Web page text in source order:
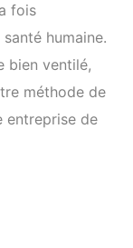
fois
humaine.
bien ventilé,
méthode de
entreprise de